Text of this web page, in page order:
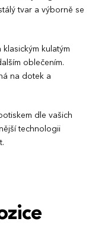
tvar a výborně se
kulatým
oblečením.
na dotek a
dle vašich
technologii